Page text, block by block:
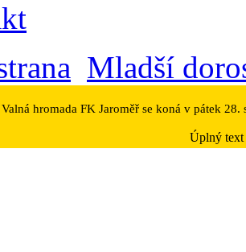
Mladší
Valná hromada FK Jaroměř se koná v pátek
Úplný